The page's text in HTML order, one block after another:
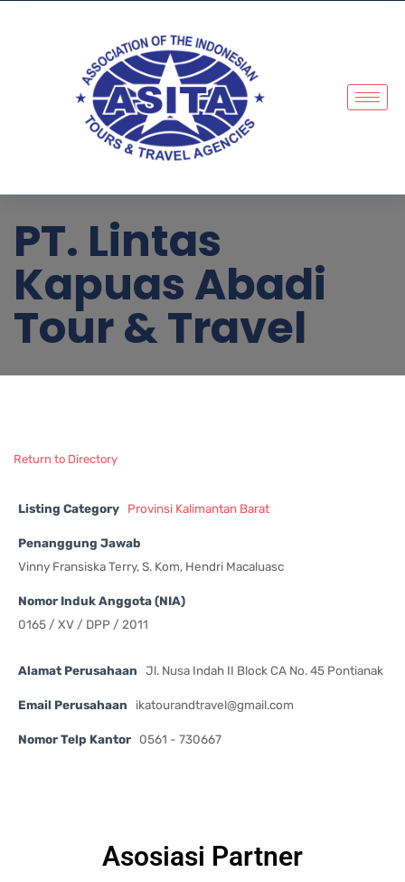
PT. Lintas
Kapuas Abadi
Tour & Travel
Return to Directory
Listing Category Provinsi Kalimantan Barat
Penanggung Jawab
Vinny Fransiska Terry, S. Kom, Hendri Macaluasc
Nomor Induk Anggota (NIA)
0165 / XV / DPP / 2011
Alamat Perusahaan Jl. Nusa Indah II Block CA No. 45 Pontianak
Email Perusahaan ikatourandtravel@gmail.com
Nomor Telp Kantor 0561 - 730667
Asosiasi Partner